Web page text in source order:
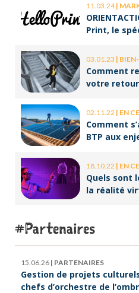
11.03.24|
Print, le
03.01.23 |
Comment
votre retour
02.11.22 | EN
Comment
BTP aux
18.10.22 | EN
Quels sont
la réalité
Partenaires
15.06.26 | PARTENAIRES
Gestion de projets
chefs d’orchestre de